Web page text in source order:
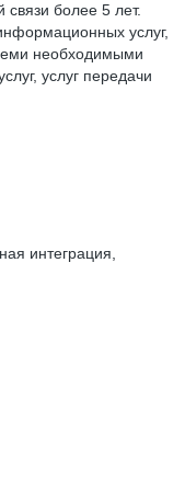
более 5 лет.
услуг,
необходимыми
услуг передачи
интеграция,